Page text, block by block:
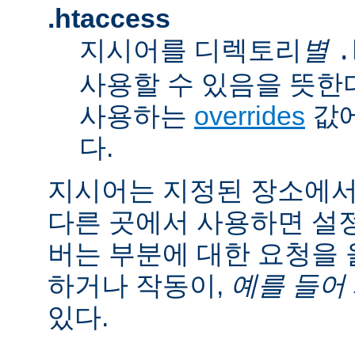
.htaccess
지시어를 디렉토리 별
사용할 수 있음을 뜻한
사용하는 overrides 값
다.
지시어는 지정된 장소에
다른 곳에서 사용하면 설
버는 부분에 대한 요청을
하거나 작동이, 예를 들어
있다.